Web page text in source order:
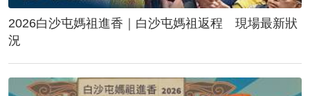
2026白沙屯媽祖進香｜白沙屯媽祖返程 現場最新狀
況